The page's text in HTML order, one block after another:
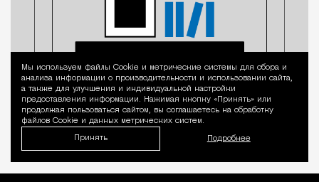
Уведомление
Мы используем файлы Сookie и метрические системы для сбора и
анализа информации о производительности и использовании сайта,
а также для улучшения и индивидуальной настройки
предоставления информации. Нажимая кнопку «Принять» или
продолжая пользоваться сайтом, вы соглашаетесь на обработку
файлов Cookie и данных метрических систем.
Принять Подробнее